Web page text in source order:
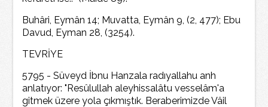
Buhâri, Eymân 14; Muvatta, Eymân 9, (2, 477); Ebu
Davud, Eyman 28, (3254).
TEVRİYE
5795 - Süveyd İbnu Hanzala radıyallahu anh
anlatıyor: "Resûlullah aleyhissalâtu vesselâm'a
gitmek üzere yola çıkmıştık. Beraberimizde Vâil